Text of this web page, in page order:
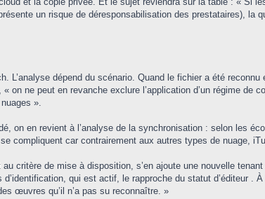
un risque de déresponsabilisation des prestataires),
L’analyse dépend du scénario. Quand le fichier a été
on ne peut en revanche exclure l’application d’un régime
».
on en revient à l’analyse de la synchronisation : selon les
compliquent car contrairement aux autres types de nuage,
critère de mise à disposition, s’en ajoute une nouvelle
qui est actif, le rapproche du statut d’éditeur .
œuvres qu’il n’a pas su reconnaître. »